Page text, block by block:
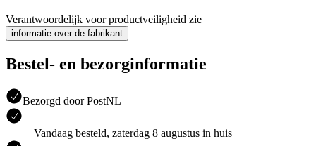
Verantwoordelijk voor productveiligheid zie
informatie over de fabrikant
Bestel- en bezorginformatie
Bezorgd door PostNL
Vandaag besteld, zaterdag 8 augustus in huis